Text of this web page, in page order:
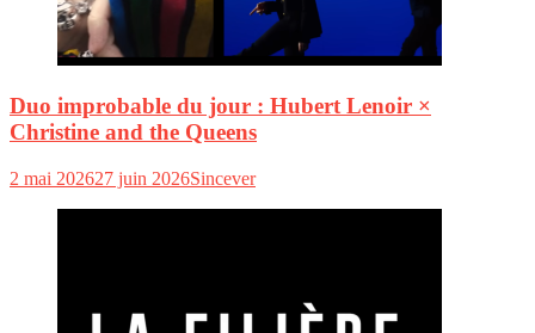
Duo improbable du jour : Hubert Lenoir ×
Christine and the Queens
2 mai 202627 juin 2026Sincever